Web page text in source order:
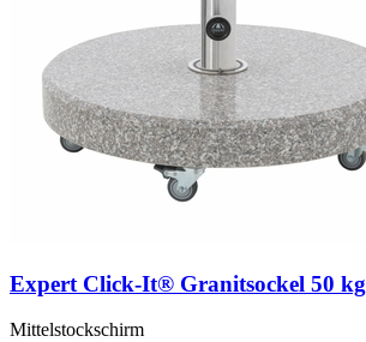
Tabulatortaste
möglich.
können
Karussell
Navigation
die
Expert Click-It® Granitsockel 50 kg
Mittelstockschirm